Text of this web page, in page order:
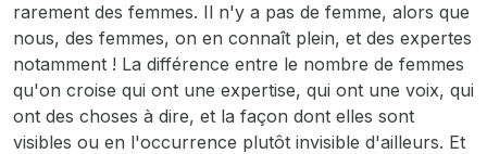
rarement des femmes. Il n'y a pas de femme, alors que
nous, des femmes, on en connaît plein, et des expertes
notamment ! La différence entre le nombre de femmes
qu'on croise qui ont une expertise, qui ont une voix, qui
ont des choses à dire, et la façon dont elles sont
visibles ou en l'occurrence plutôt invisible d'ailleurs. Et